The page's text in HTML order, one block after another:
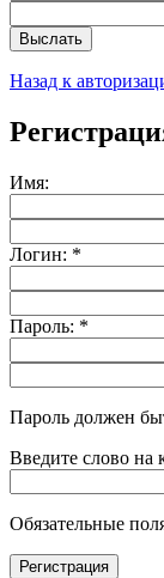
Выслать
Назад к
Имя:
Логин: *
Пароль: *
Пароль должен
Введите слово на
Обязательные
Регистрация